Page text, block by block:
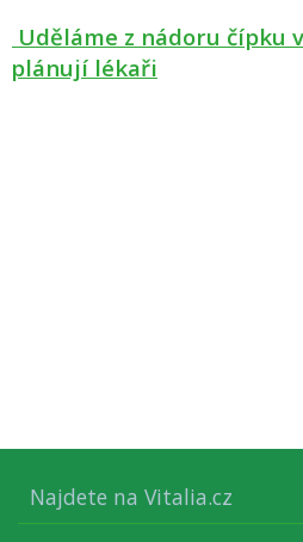
Uděláme z nádoru čípku
plánují lékaři
Najdete na Vitalia.cz